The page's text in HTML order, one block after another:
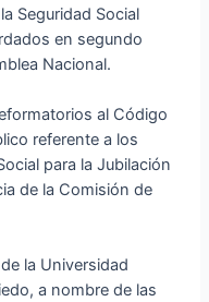
Seguridad Social
en segundo
Nacional.
al Código
referente a los
para la Jubilación
de la Comisión de
la Universidad
a nombre de las